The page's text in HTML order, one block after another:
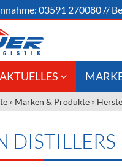
03591 270080 //
AKTUELLES
Gastronomie &
Innovation - Die Neue Art des
"DroughtMaster"
Weine &
» Marken & Produkte »
DISTILLERS